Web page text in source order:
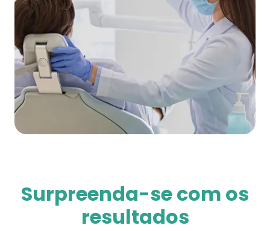
Surpreenda-se com os
resultados